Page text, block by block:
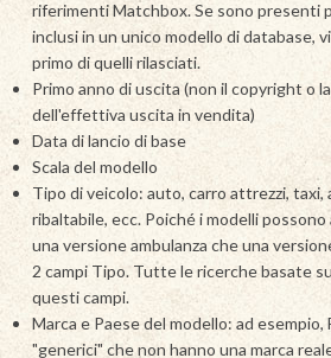
riferimenti Matchbox. Se sono presenti
inclusi in un unico modello di database,
primo di quelli rilasciati.
Primo anno di uscita (non il copyright o
dell'effettiva uscita in vendita)
Data di lancio di base
Scala del modello
Tipo di veicolo: auto, carro attrezzi,
ribaltabile, ecc. Poiché i modelli possono
una versione ambulanza che una
2 campi Tipo. Tutte le ricerche basate
questi campi.
Marca e Paese del modello: ad esempio,
"generici" che non hanno una marca